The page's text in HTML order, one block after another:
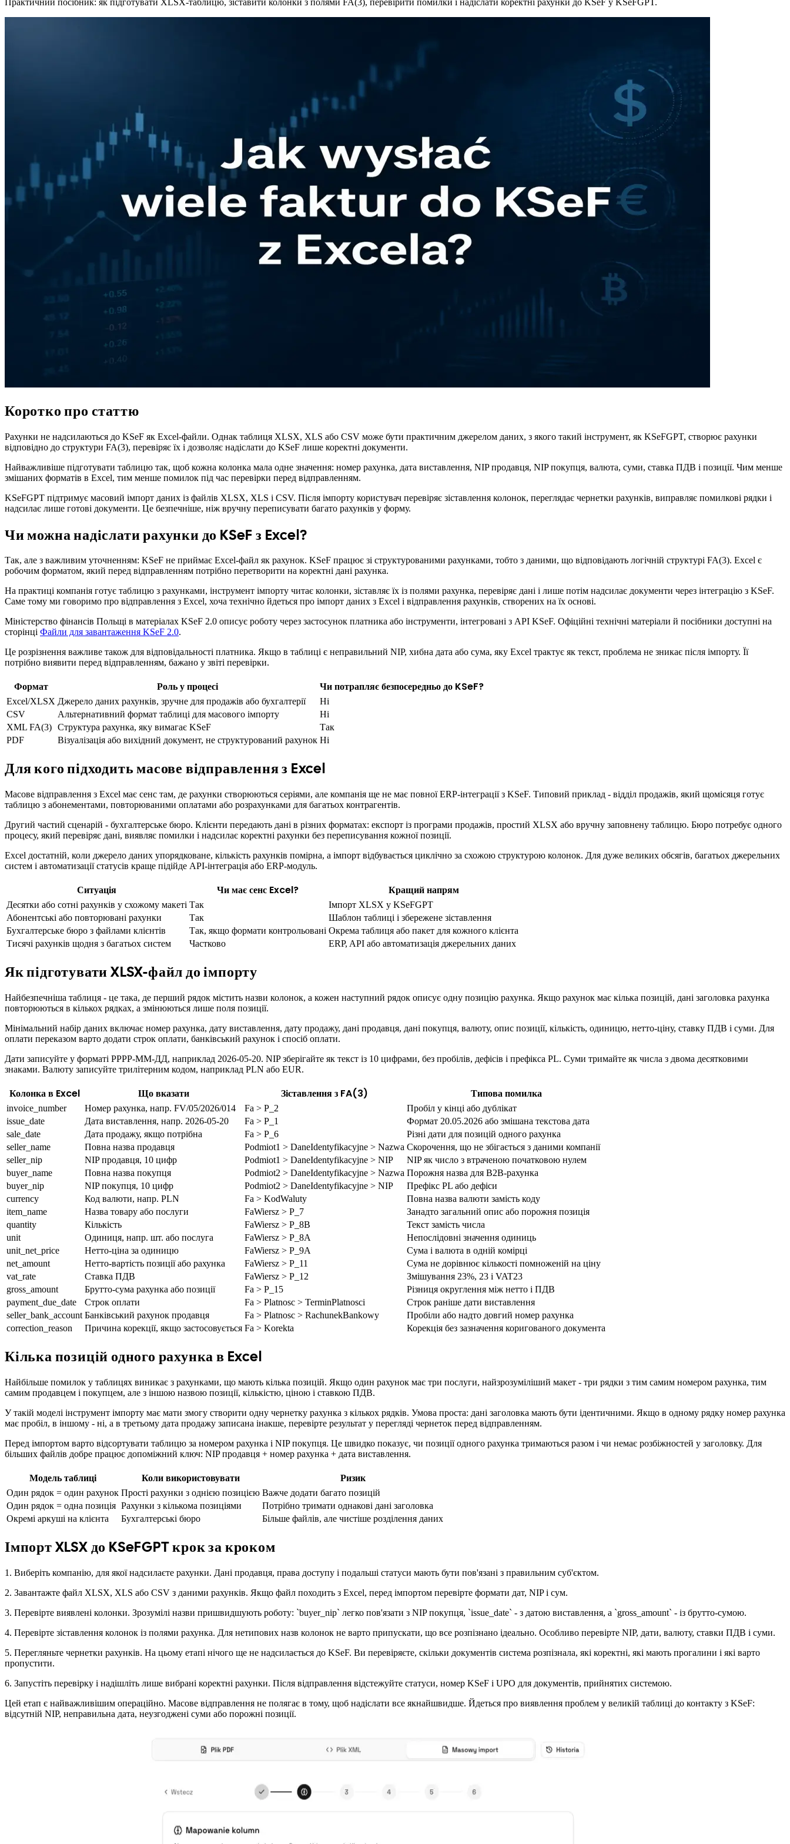
Коротко про статтю
Рахунки не надсилаються до KSeF як Excel-файли. Однак таблиця XLSX, XLS або CSV може бути практичним джерелом даних, з якого такий інструмент, як KSeFGPT, створює рахунки
відповідно до структури FA(3), перевіряє їх і дозволяє надіслати до KSeF лише коректні документи.
Найважливіше підготувати таблицю так, щоб кожна колонка мала одне значення: номер рахунка, дата виставлення, NIP продавця, NIP покупця, валюта, суми, ставка ПДВ і позиції. Чим менше
змішаних форматів в Excel, тим менше помилок під час перевірки перед відправленням.
KSeFGPT підтримує масовий імпорт даних із файлів XLSX, XLS і CSV. Після імпорту користувач перевіряє зіставлення колонок, переглядає чернетки рахунків, виправляє помилкові рядки і
надсилає лише готові документи. Це безпечніше, ніж вручну переписувати багато рахунків у форму.
Чи можна надіслати рахунки до KSeF з Excel?
Так, але з важливим уточненням: KSeF не приймає Excel-файл як рахунок. KSeF працює зі структурованими рахунками, тобто з даними, що відповідають логічній структурі FA(3). Excel є
робочим форматом, який перед відправленням потрібно перетворити на коректні дані рахунка.
На практиці компанія готує таблицю з рахунками, інструмент імпорту читає колонки, зіставляє їх із полями рахунка, перевіряє дані і лише потім надсилає документи через інтеграцію з KSeF.
Саме тому ми говоримо про відправлення з Excel, хоча технічно йдеться про імпорт даних з Excel і відправлення рахунків, створених на їх основі.
Міністерство фінансів Польщі в матеріалах KSeF 2.0 описує роботу через застосунок платника або інструменти, інтегровані з API KSeF. Офіційні технічні матеріали й посібники доступні на
сторінці Файли для завантаження KSeF 2.0.
Це розрізнення важливе також для відповідальності платника. Якщо в таблиці є неправильний NIP, хибна дата або сума, яку Excel трактує як текст, проблема не зникає після імпорту. Її
потрібно виявити перед відправленням, бажано у звіті перевірки.
Формат Роль у процесі Чи потрапляє безпосередньо до KSeF?
Excel/XLSX Джерело даних рахунків, зручне для продажів або бухгалтерії
Ні
CSV
Альтернативний формат таблиці для масового імпорту
Ні
XML FA(3) Структура рахунка, яку вимагає KSeF
Так
PDF
Візуалізація або вихідний документ, не структурований рахунок Ні
Для кого підходить масове відправлення з Excel
Масове відправлення з Excel має сенс там, де рахунки створюються серіями, але компанія ще не має повної ERP-інтеграції з KSeF. Типовий приклад - відділ продажів, який щомісяця готує
таблицю з абонементами, повторюваними оплатами або розрахунками для багатьох контрагентів.
Другий частий сценарій - бухгалтерське бюро. Клієнти передають дані в різних форматах: експорт із програми продажів, простий XLSX або вручну заповнену таблицю. Бюро потребує одного
процесу, який перевіряє дані, виявляє помилки і надсилає коректні рахунки без переписування кожної позиції.
Excel достатній, коли джерело даних упорядковане, кількість рахунків помірна, а імпорт відбувається циклічно за схожою структурою колонок. Для дуже великих обсягів, багатьох джерельних
систем і автоматизації статусів краще підійде API-інтеграція або ERP-модуль.
Ситуація Чи має сенс Excel? Кращий напрям
Десятки або сотні рахунків у схожому макеті Так
Імпорт XLSX у KSeFGPT
Абонентські або повторювані рахунки
Так
Шаблон таблиці і збережене зіставлення
Бухгалтерське бюро з файлами клієнтів
Так, якщо формати контрольовані Окрема таблиця або пакет для кожного клієнта
Тисячі рахунків щодня з багатьох систем
Частково ERP, API або автоматизація джерельних даних
Як підготувати XLSX-файл до імпорту
Найбезпечніша таблиця - це така, де перший рядок містить назви колонок, а кожен наступний рядок описує одну позицію рахунка. Якщо рахунок має кілька позицій, дані заголовка рахунка
повторюються в кількох рядках, а змінюються лише поля позиції.
Мінімальний набір даних включає номер рахунка, дату виставлення, дату продажу, дані продавця, дані покупця, валюту, опис позиції, кількість, одиницю, нетто-ціну, ставку ПДВ і суми. Для
оплати переказом варто додати строк оплати, банківський рахунок і спосіб оплати.
Дати записуйте у форматі РРРР-ММ-ДД, наприклад 2026-05-20. NIP зберігайте як текст із 10 цифрами, без пробілів, дефісів і префікса PL. Суми тримайте як числа з двома десятковими
знаками. Валюту записуйте трилітерним кодом, наприклад PLN або EUR.
Колонка в Excel Що вказати Зіставлення з FA(3) Типова помилка
invoice_number Номер рахунка, напр. FV/05/2026/014 Fa > P_2
Пробіл у кінці або дублікат
issue_date
Дата виставлення, напр. 2026-05-20 Fa > P_1
Формат 20.05.2026 або змішана текстова дата
sale_date
Дата продажу, якщо потрібна Fa > P_6
Різні дати для позицій одного рахунка
seller_name
Повна назва продавця Podmiot1 > DaneIdentyfikacyjne > Nazwa Скорочення, що не збігається з даними компанії
seller_nip
NIP продавця, 10 цифр Podmiot1 > DaneIdentyfikacyjne > NIP
NIP як число з втраченою початковою нулем
buyer_name
Повна назва покупця Podmiot2 > DaneIdentyfikacyjne > Nazwa Порожня назва для B2B-рахунка
buyer_nip
NIP покупця, 10 цифр Podmiot2 > DaneIdentyfikacyjne > NIP
Префікс PL або дефіси
currency
Код валюти, напр. PLN Fa > KodWaluty
Повна назва валюти замість коду
item_name
Назва товару або послуги FaWiersz > P_7
Занадто загальний опис або порожня позиція
quantity
Кількість FaWiersz > P_8B
Текст замість числа
unit
Одиниця, напр. шт. або послуга FaWiersz > P_8A
Непослідовні значення одиниць
unit_net_price
Нетто-ціна за одиницю FaWiersz > P_9A
Сума і валюта в одній комірці
net_amount
Нетто-вартість позиції або рахунка FaWiersz > P_11
Сума не дорівнює кількості помноженій на ціну
vat_rate
Ставка ПДВ FaWiersz > P_12
Змішування 23%, 23 і VAT23
gross_amount
Брутто-сума рахунка або позиції Fa > P_15
Різниця округлення між нетто і ПДВ
payment_due_date
Строк оплати Fa > Platnosc > TerminPlatnosci
Строк раніше дати виставлення
seller_bank_account Банківський рахунок продавця Fa > Platnosc > RachunekBankowy
Пробіли або надто довгий номер рахунка
correction_reason
Причина корекції, якщо застосовується Fa > Korekta Корекція без зазначення коригованого документа
Кілька позицій одного рахунка в Excel
Найбільше помилок у таблицях виникає з рахунками, що мають кілька позицій. Якщо один рахунок має три послуги, найзрозуміліший макет - три рядки з тим самим номером рахунка, тим
самим продавцем і покупцем, але з іншою назвою позиції, кількістю, ціною і ставкою ПДВ.
У такій моделі інструмент імпорту має мати змогу створити одну чернетку рахунка з кількох рядків. Умова проста: дані заголовка мають бути ідентичними. Якщо в одному рядку номер рахунка
має пробіл, в іншому - ні, а в третьому дата продажу записана інакше, перевірте результат у перегляді чернеток перед відправленням.
Перед імпортом варто відсортувати таблицю за номером рахунка і NIP покупця. Це швидко показує, чи позиції одного рахунка тримаються разом і чи немає розбіжностей у заголовку. Для
більших файлів добре працює допоміжний ключ: NIP продавця + номер рахунка + дата виставлення.
Модель таблиці Коли використовувати Ризик
Один рядок = один рахунок Прості рахунки з однією позицією Важче додати багато позицій
Один рядок = одна позиція Рахунки з кількома позиціями
Потрібно тримати однакові дані заголовка
Окремі аркуші на клієнта
Бухгалтерські бюро Більше файлів, але чистіше розділення даних
Імпорт XLSX до KSeFGPT крок за кроком
1. Виберіть компанію, для якої надсилаєте рахунки. Дані продавця, права доступу і подальші статуси мають бути пов'язані з правильним суб'єктом.
2. Завантажте файл XLSX, XLS або CSV з даними рахунків. Якщо файл походить з Excel, перед імпортом перевірте формати дат, NIP і сум.
3. Перевірте виявлені колонки. Зрозумілі назви пришвидшують роботу: `buyer_nip` легко пов'язати з NIP покупця, `issue_date` - з датою виставлення, а `gross_amount` - із брутто-сумою.
4. Перевірте зіставлення колонок із полями рахунка. Для нетипових назв колонок не варто припускати, що все розпізнано ідеально. Особливо перевірте NIP, дати, валюту, ставки ПДВ і суми.
5. Перегляньте чернетки рахунків. На цьому етапі нічого ще не надсилається до KSeF. Ви перевіряєте, скільки документів система розпізнала, які коректні, які мають прогалини і які варто
пропустити.
6. Запустіть перевірку і надішліть лише вибрані коректні рахунки. Після відправлення відстежуйте статуси, номер KSeF і UPO для документів, прийнятих системою.
Цей етап є найважливішим операційно. Масове відправлення не полягає в тому, щоб надіслати все якнайшвидше. Йдеться про виявлення проблем у великій таблиці до контакту з KSeF:
відсутній NIP, неправильна дата, неузгоджені суми або порожні позиції.